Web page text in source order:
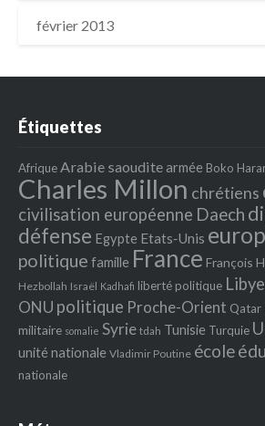
février 2013
Étiquettes
AfriqueArabie saoudite armée Boko
Charles Millon chrétiens
civilisation européenne Daech
défense Egypte Etats‐Unis
politique famille France François
Hezbollah Israël Kadhafi liberté politique Libye
ONU politique Proche-Orient Qatar
militaire somalie Syrie tdah Tunisie Turquie
unité nationale Vladimir Poutine école
nationale